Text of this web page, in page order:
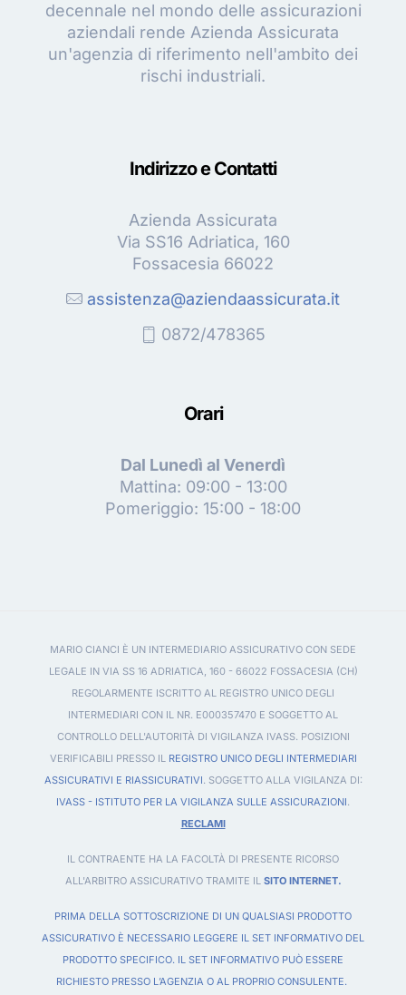
decennale nel mondo delle assicurazioni
aziendali rende Azienda Assicurata
un'agenzia di riferimento nell'ambito dei
rischi industriali.
Indirizzo e Contatti
Azienda Assicurata
Via SS16 Adriatica, 160
Fossacesia 66022
assistenza@aziendaassicurata.it
0872/478365
Orari
Dal Lunedì al Venerdì
Mattina: 09:00 - 13:00
Pomeriggio: 15:00 - 18:00
MARIO CIANCI È UN INTERMEDIARIO ASSICURATIVO CON SEDE
LEGALE IN VIA SS 16 ADRIATICA, 160 - 66022 FOSSACESIA (CH)
REGOLARMENTE ISCRITTO AL REGISTRO UNICO DEGLI
INTERMEDIARI CON IL NR. E000357470 E SOGGETTO AL
CONTROLLO DELL'AUTORITÀ DI VIGILANZA IVASS. POSIZIONI
VERIFICABILI PRESSO IL REGISTRO UNICO DEGLI INTERMEDIARI
ASSICURATIVI E RIASSICURATIVI. SOGGETTO ALLA VIGILANZA DI:
IVASS - ISTITUTO PER LA VIGILANZA SULLE ASSICURAZIONI.
RECLAMI
IL CONTRAENTE HA LA FACOLTÀ DI PRESENTE RICORSO
ALL'ARBITRO ASSICURATIVO TRAMITE IL SITO INTERNET.
PRIMA DELLA SOTTOSCRIZIONE DI UN QUALSIASI PRODOTTO
ASSICURATIVO È NECESSARIO LEGGERE IL SET INFORMATIVO DEL
PRODOTTO SPECIFICO. IL SET INFORMATIVO PUÒ ESSERE
RICHIESTO PRESSO L’AGENZIA O AL PROPRIO CONSULENTE.